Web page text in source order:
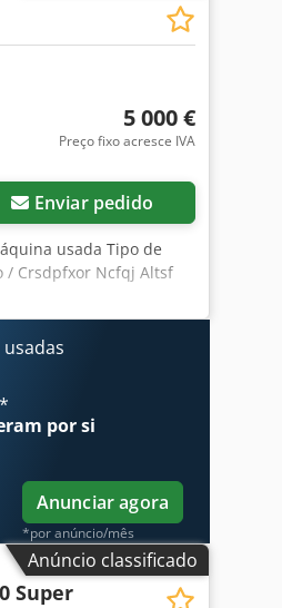
5 000 €
Preço fixo acresce IVA
Enviar pedido
usada Tipo de
/ Crsdpfxor Ncfqj Altsf
*
por si
Anunciar agora
*por anúncio/mês
Anúncio classificado
Super